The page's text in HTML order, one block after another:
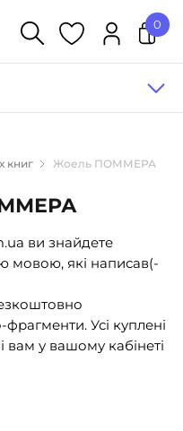
(527)
(55)
0
книг Жоель ПОММЕРА
ви знайдете
мовою, які написав(-
Усі куплені
вам у вашому кабінеті